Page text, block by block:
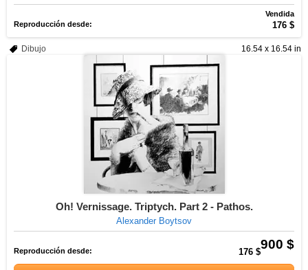
Vendida
Reproducción desde:
176 $
16.54 x 16.54 in
Dibujo
Oh! Vernissage. Triptych. Part 2 - Pathos.
Alexander Boytsov
900 $
Reproducción desde: 176 $